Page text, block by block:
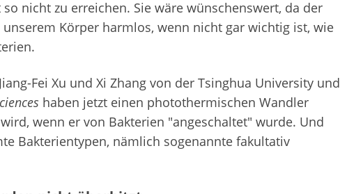
nicht zu erreichen. Sie wäre wünschenswert, da der
Körper harmlos, wenn nicht gar wichtig ist, wie
Fei Xu und Xi Zhang von der Tsinghua University und
haben jetzt einen photothermischen Wandler
wenn er von Bakterien "angeschaltet" wurde. Und
Bakterientypen, nämlich sogenannte fakultativ